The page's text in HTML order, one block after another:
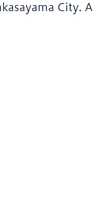
City.